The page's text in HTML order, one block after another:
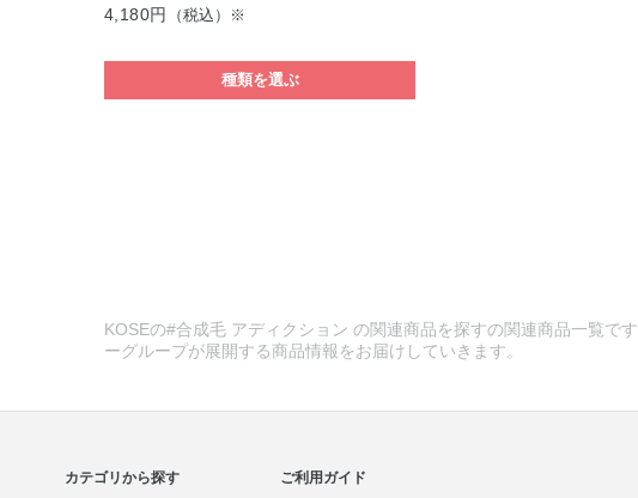
4,180円 （税込）※
種類を選ぶ
KOSEの#合成毛 アディクション の関連商品を探すの関連商品一覧
ーグループが展開する商品情報をお届けしていきます。
カテゴリから探す ご利用ガイド